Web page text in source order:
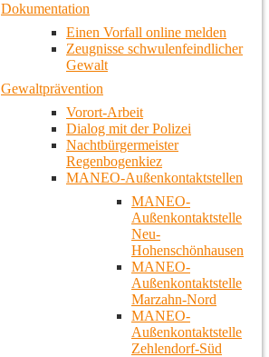
Dokumentation
Einen Vorfall online melden
Zeugnisse schwulenfeindlicher
Gewalt
Gewaltprävention
Vorort-Arbeit
Dialog mit der Polizei
Nachtbürgermeister
Regenbogenkiez
MANEO-Außenkontaktstellen
MANEO-
Außenkontaktstelle
Neu-
Hohenschönhausen
MANEO-
Außenkontaktstelle
Marzahn-Nord
MANEO-
Außenkontaktstelle
Zehlendorf-Süd